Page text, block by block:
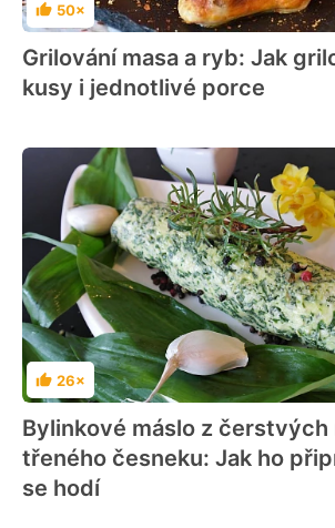
Hodnocení
50×
Grilování masa a ryb: Jak
kusy i jednotlivé porce
Hodnocení
26×
Bylinkové máslo z čerstvých
třeného česneku: Jak ho
se hodí